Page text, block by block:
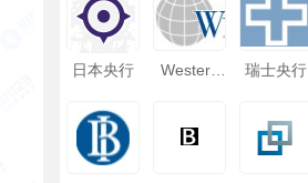
日本央行
Western
瑞士央行